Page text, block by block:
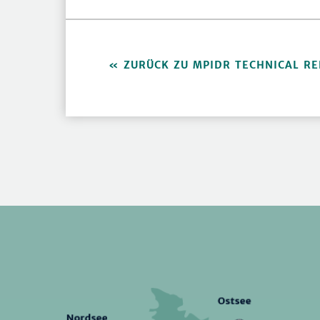
ZURÜCK ZU MPIDR TECHNICAL